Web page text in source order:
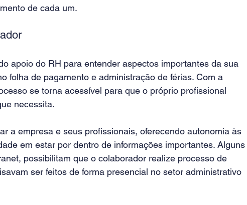
de cada um.
apoio do RH para entender aspectos importantes da sua
folha de pagamento e administração de férias. Com a
se torna acessível para que o próprio profissional
necessita.
a empresa e seus profissionais, oferecendo autonomia às
em estar por dentro de informações importantes. Alguns
possibilitam que o colaborador realize processo de
ser feitos de forma presencial no setor administrativo